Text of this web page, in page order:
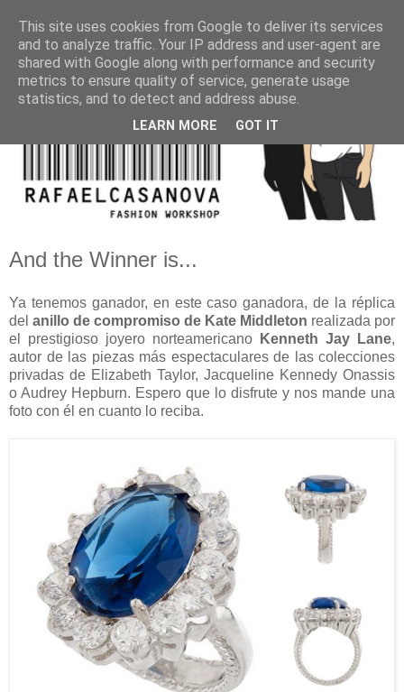
And the Winner is...
Ya tenemos ganador, en este caso ganadora, de la réplica
del anillo de compromiso de Kate Middleton realizada por
el prestigioso joyero norteamericano
Kenneth Jay Lane,
autor de las piezas más espectaculares de las colecciones
privadas de Elizabeth Taylor, Jacqueline Kennedy Onassis
o Audrey Hepburn. Espero que lo disfrute y nos mande una
foto con él en cuanto lo reciba.
This site uses cookies from Google to deliver its services
and to analyze traffic. Your IP address and user-agent are
shared with Google along with performance and security
metrics to ensure quality of service, generate usage
statistics, and to detect and address abuse.
LEARN MORE GOT IT